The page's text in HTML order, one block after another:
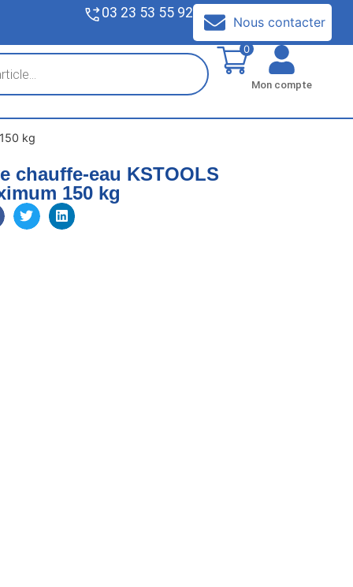
03 23 53 55 92
Nous contacter
0
Mon compte
kg
chauffe-eau KSTOOLS
150 kg